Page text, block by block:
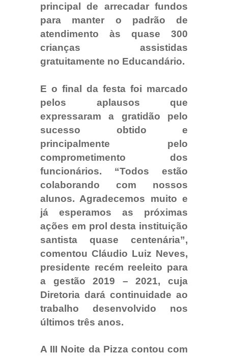
principal de arrecadar fundos
para manter o padrão de
atendimento às quase 300
crianças assistidas
gratuitamente no Educandário.​
E o final da festa foi marcado
pelos aplausos que
expressaram a gratidão pelo
sucesso obtido e
principalmente pelo
comprometimento dos
funcionários. “Todos estão
colaborando com nossos
alunos. Agradecemos muito e
já esperamos as próximas
ações em prol desta instituição
santista quase centenária”,
comentou Cláudio Luiz Neves,
presidente recém reeleito para
a gestão 2019 – 2021, cuja
Diretoria dará continuidade ao
trabalho desenvolvido nos
últimos três anos.​
A III Noite da Pizza contou com